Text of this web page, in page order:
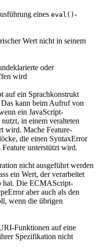
eines eval() -
Wert nicht in seinem
oder
wird
auf ein Sprachkonstrukt
kann beim Aufruf von
ein JavaScript-
in einem veralteten
wird. Mache Feature-
die einen SyntaxError
unterstützt wird.
nicht ausgeführt werden
ein Wert, der verarbeitet
hat. Die ECMAScript-
aber auch als den
wenn die übrigen
Funktionen auf eine
Spezifikation nicht